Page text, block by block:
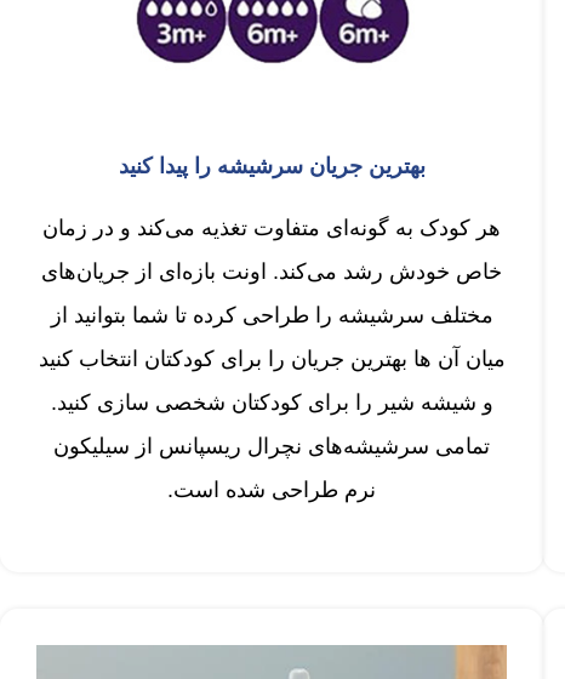
بهترین جریان سرشیشه را پیدا کنید
هر کودک به گونه‌ای متفاوت تغذیه می‌کند و در زمان
خاص خودش رشد می‌کند. اونت بازه‌ای از جریان‌های
مختلف سرشیشه را طراحی کرده تا شما بتوانید از
میان آن ها بهترین جریان را برای کودکتان انتخاب کنید
و شیشه شیر را برای کودکتان شخصی سازی کنید.
تمامی سرشیشه‌های نچرال ریسپانس از سیلیکون
نرم طراحی شده است.